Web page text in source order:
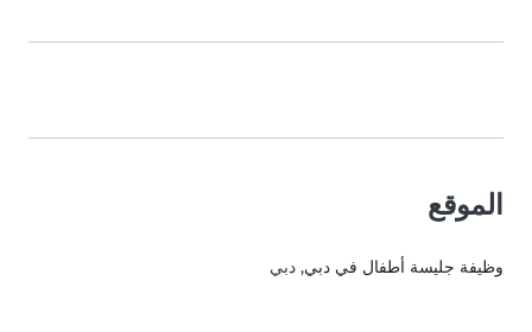
الموقع
وظيفة جليسة أطفال في دبي, دبي